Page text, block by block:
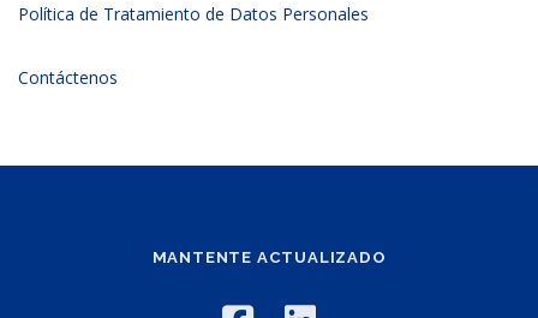
Política de Tratamiento de Datos Personales
Contáctenos
MANTENTE ACTUALIZADO